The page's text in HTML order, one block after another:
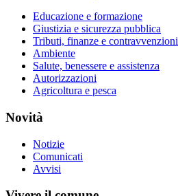
Educazione e formazione
Giustizia e sicurezza pubblica
Tributi, finanze e contravvenzioni
Ambiente
Salute, benessere e assistenza
Autorizzazioni
Agricoltura e pesca
Novità
Notizie
Comunicati
Avvisi